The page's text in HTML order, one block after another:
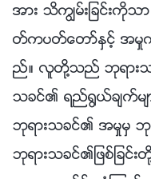
အား သိကြၽမ္းျခင္းကို
တ္ကပတ္ေတာ္ႏွင့္ အမႈကို
ည္။ လူတို႔သည္ ဘုရား
သခင္၏ ရည္႐ြယ္ခ်က္မ်ာ
ဘုရားသခင္၏ အမႈမွ
ဘုရားသခင္၏ျဖစ္ျခင္